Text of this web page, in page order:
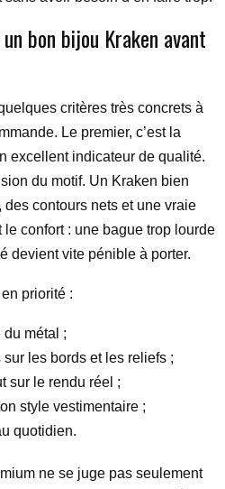
bon bijou Kraken avant
critères très concrets à
Le premier, c’est la
excellent indicateur de qualité.
du motif. Un Kraken bien
contours nets et une vraie
le confort : une bague trop lourde
devient vite pénible à porter.
priorité :
du métal ;
les bords et les reliefs ;
sur le rendu réel ;
style vestimentaire ;
quotidien.
ne se juge pas seulement